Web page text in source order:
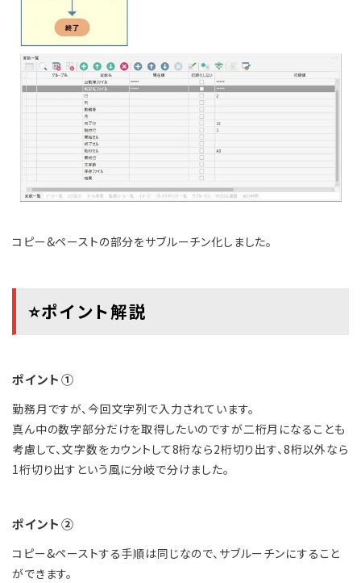
コピー&ペーストの部分をサブルーチン化しました。
⭐ポイント解説
ポイント①
勤務月ですが、今回文字列で入力されています。
真ん中の数字部分だけを取得したいのですが二桁月になることも
考慮して、文字数をカウントして8桁なら2桁切り出す、8桁以外なら
1桁切り出すという風に分岐で分けました。
ポイント②
コピー&ペーストする手順は同じなので、サブルーチンにすること
ができます。